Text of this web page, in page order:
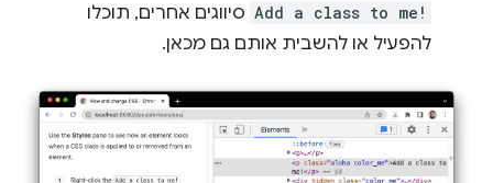
Add a class to me! סיווגים אחרים, תוכלו
להפעיל או להשבית אותם גם מכאן.